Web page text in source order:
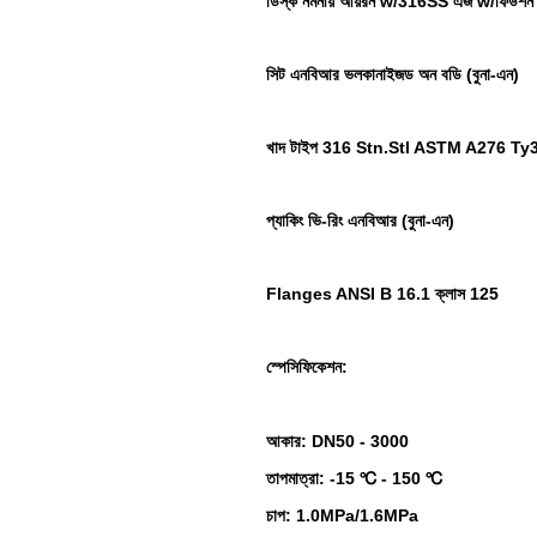
সিট এনবিআর ভলকানাইজড অন বডি (বুনা-এন)
খাদ টাইপ 316 Stn.Stl ASTM A276
প্যাকিং ভি-রিং এনবিআর (বুনা-এন)
Flanges ANSI B 16.1 ক্লাস 125
স্পেসিফিকেশন:
আকার: DN50 - 3000
তাপমাত্রা: -15 ℃ - 150 ℃
চাপ: 1.0MPa/1.6MPa